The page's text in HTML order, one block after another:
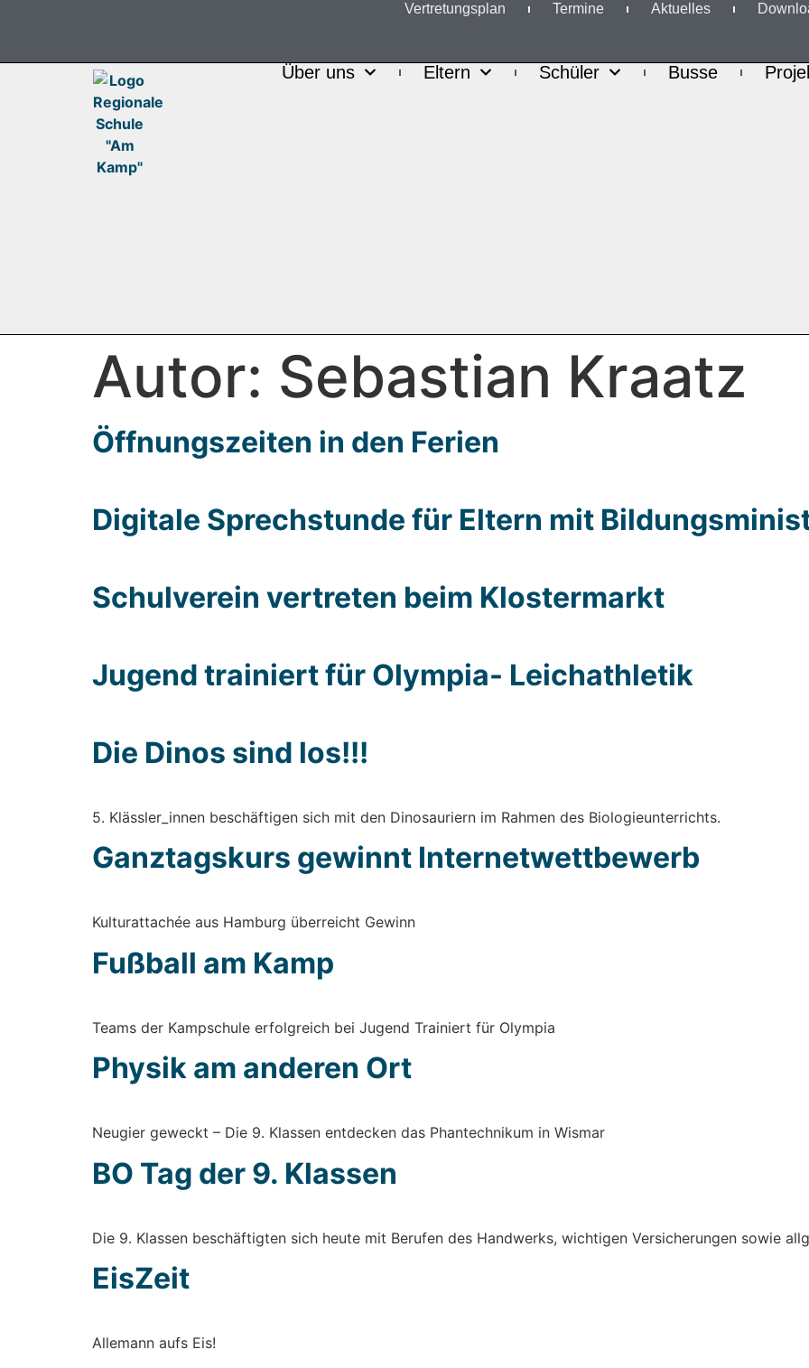
Ver­tre­tungs­plan Ter­mi­ne Aktu­el­les
Über uns Eltern Schü­ler Bus­se
Autor: Sebastian Kraatz
Öff­nungs­zei­ten in den Feri­en
Digi­ta­le Sprech­stun­de für Eltern mit
Schul­ver­ein ver­tre­ten beim Klos­ter­markt
Jugend trai­niert für Olym­pia- Leich­ath­le­tik
Die Dinos sind los!!!
5. Klässler_innen beschäf­ti­gen sich mit den Dino­sau­ri­ern im Rah­men des Bio­lo­gie­un­ter­richts.
Ganz­tags­kurs gewinnt Inter­net­wett­be­werb
Kul­tur­at­ta­chée aus Ham­burg über­reicht Gewinn
Fuß­ball am Kamp
Teams der Kamp­schu­le erfolg­reich bei Jugend Trai­niert für Olym­pia
Phy­sik am ande­ren Ort
Neu­gier geweckt – Die 9. Klas­sen ent­de­cken das Phan­tech­ni­kum in Wis­mar
BO Tag der 9. Klas­sen
Die 9. Klas­sen beschäf­tig­ten sich heu­te mit Beru­fen des Hand­werks, wich­ti­gen Ver­si­che­run­gen sowie
Eis­Zeit
Alle­mann aufs Eis!